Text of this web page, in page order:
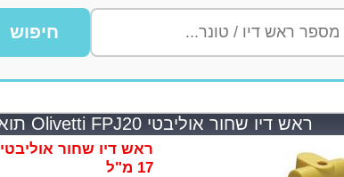
חיפוש
ראש דיו שחור אוליבטי Olivetti FPJ20 תואם
ראש דיו שחור אוליבטי Olivetti FPJ20 תואם
17 מ"ל